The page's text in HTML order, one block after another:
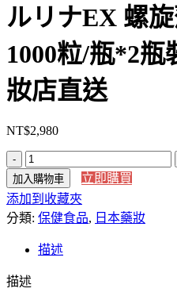
ルリナEX 螺
1000粒/瓶*2瓶
妝店直送
NT$2,980
【日
本
直
送】
本
ス
加入購物車
立即購買
添加到收藏夾
分類: 保健食品, 日本藥妝
描述
描述